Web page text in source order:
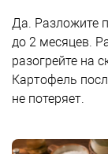
Да. Разложите
до 2 месяцев.
разогрейте на
Картофель
не потеряет.